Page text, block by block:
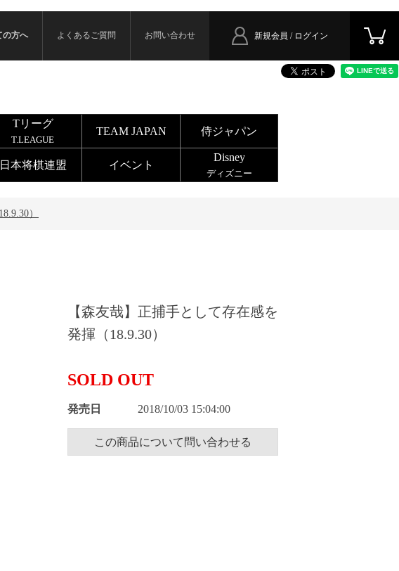
新規会員 / ログイン
の方へ よくあるご質問 お問い合わせ
Tリーグ
T.LEAGUE
TEAM JAPAN 侍ジャパン
日本将棋連盟 イベント
Disney
ディズニー
）
【森友哉】正捕手として存在感を
発揮（18.9.30）
SOLD OUT
発売日 2018/10/03 15:04:00
この商品について問い合わせる